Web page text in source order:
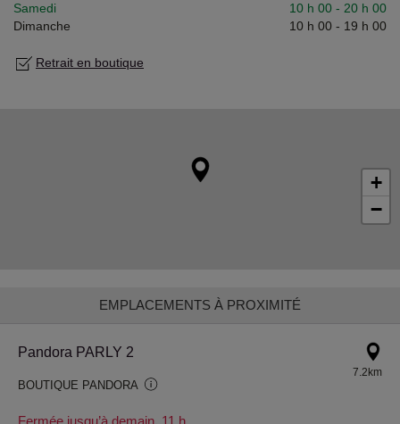
Samedi
10 h 00 - 20 h 00
Dimanche
10 h 00 - 19 h 00
Retrait en boutique
+
−
EMPLACEMENTS À PROXIMITÉ
Pandora PARLY 2
BOUTIQUE PANDORA
Fermée jusqu’à demain, 11 h
7.2km